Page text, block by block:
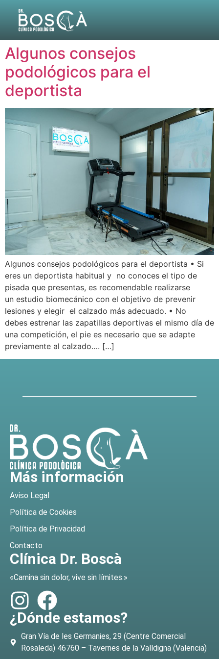
Algunos consejos
podológicos para el
deportista
Algunos consejos podológicos para el deportista • Si
eres un deportista habitual y no conoces el tipo de
pisada que presentas, es recomendable realizarse
un estudio biomecánico con el objetivo de prevenir
lesiones y elegir el calzado más adecuado. • No
debes estrenar las zapatillas deportivas el mismo día de
una competición, el pie es necesario que se adapte
previamente al calzado…. […]
Más información
Aviso Legal
Política de Cookies
Política de Privacidad
Contacto
Clínica Dr. Boscà
«Camina sin dolor, vive sin límites.»
¿Dónde estamos?
Gran Vía de les Germanies, 29 (Centre Comercial
Rosaleda) 46760 – Tavernes de la Valldigna (Valencia)